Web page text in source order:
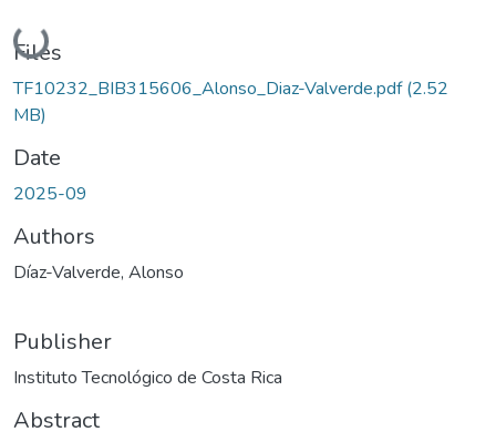
Loading...
Files
TF10232_BIB315606_Alonso_Diaz-Valverde.pdf(2.52
MB)
Date
2025-09
Authors
Díaz-Valverde, Alonso
Publisher
Instituto Tecnológico de Costa Rica
Abstract